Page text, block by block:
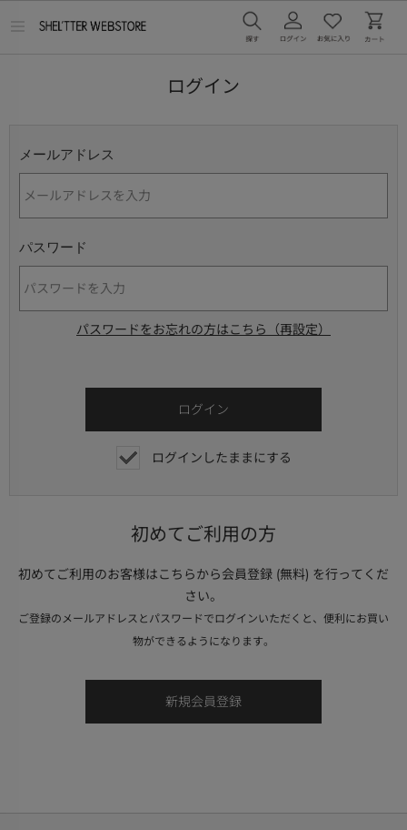
ログイン
メールアドレス
パスワード
パスワードをお忘れの方はこちら（再設定）
ログインしたままにする
初めてご利用の方
初めてご利用のお客様はこちらから会員登録 (無料) を行ってくだ
さい。
ご登録のメールアドレスとパスワードでログインいただくと、便利にお買い
物ができるようになります。